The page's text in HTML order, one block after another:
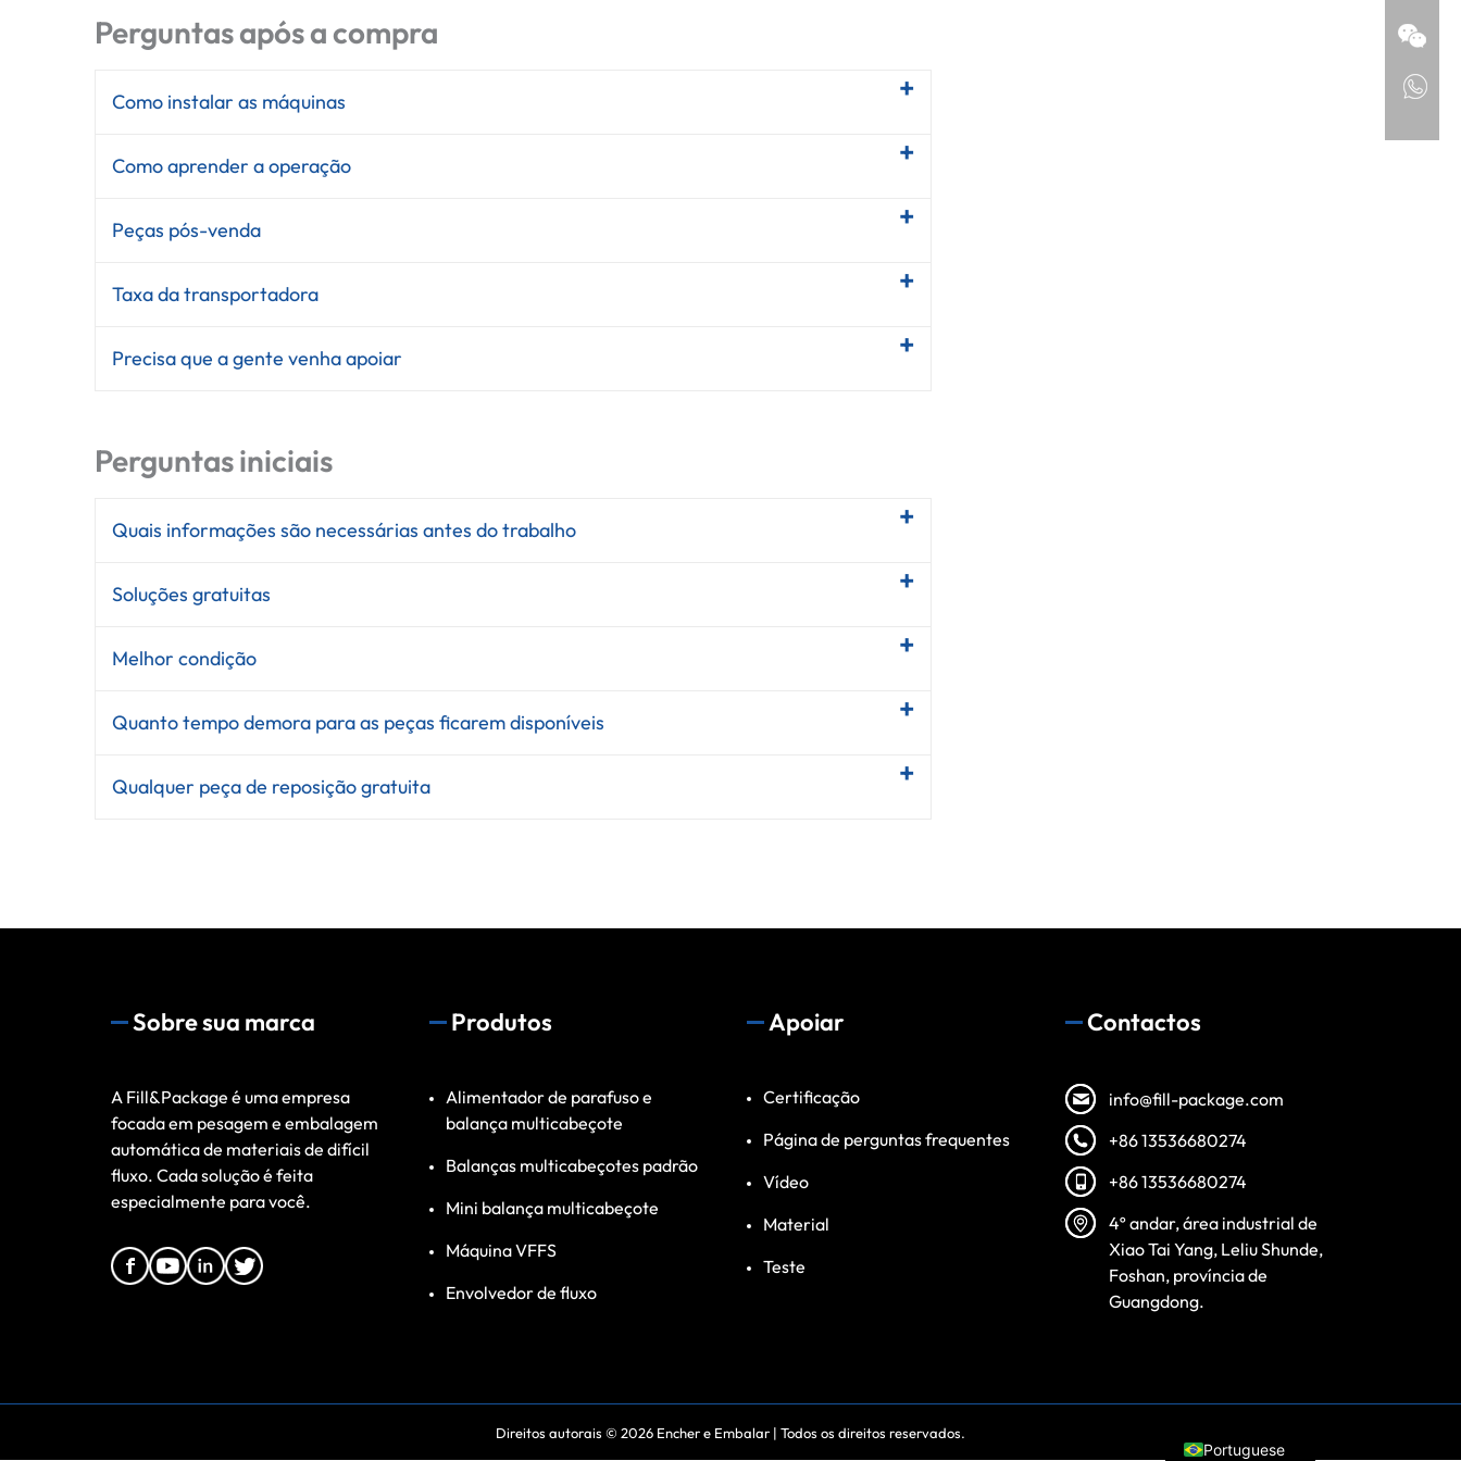
Perguntas após a compra
Como instalar as máquinas
Como aprender a operação
Peças pós-venda
Taxa da transportadora
Precisa que a gente venha apoiar
Perguntas iniciais
Quais informações são necessárias antes do trabalho
Soluções gratuitas
Melhor condição
Quanto tempo demora para as peças ficarem disponíveis
Qualquer peça de reposição gratuita
Sobre sua marca
A Fill&Package é uma empresa
focada em pesagem e embalagem
automática de materiais de difícil
fluxo. Cada solução é feita
especialmente para você.
Produtos
Alimentador de parafuso e
balança multicabeçote
Balanças multicabeçotes padrão
Mini balança multicabeçote
Máquina VFFS
Envolvedor de fluxo
Apoiar
Certificação
Página de perguntas frequentes
Vídeo
Material
Teste
Contactos
info@fill-package.com
+86 13536680274
+86 13536680274
4º andar, área industrial de
Xiao Tai Yang, Leliu Shunde,
Foshan, província de
Guangdong.
Direitos autorais © 2026 Encher e Embalar | Todos os direitos reservados.
Portuguese
Turkish
Vietnamese
Spanish